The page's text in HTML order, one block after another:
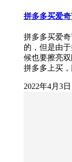
拼多多买爱
拼多多买爱
的，但是由
候也要擦亮
拼多多上买
2022年4月3日